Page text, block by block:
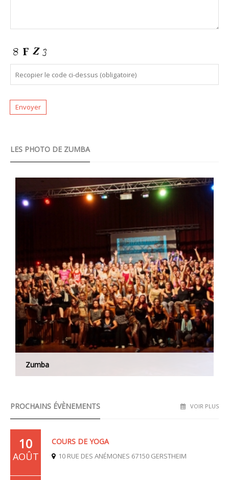
LES PHOTO DE ZUMBA
Zumba
PROCHAINS ÉVÈNEMENTS VOIR PLUS
10
AOÛT
COURS DE YOGA
10 RUE DES ANÉMONES 67150 GERSTHEIM